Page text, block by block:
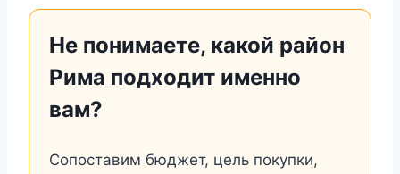
Не понимаете, какой район
Рима подходит именно
вам?
Сопоставим бюджет, цель покупки,